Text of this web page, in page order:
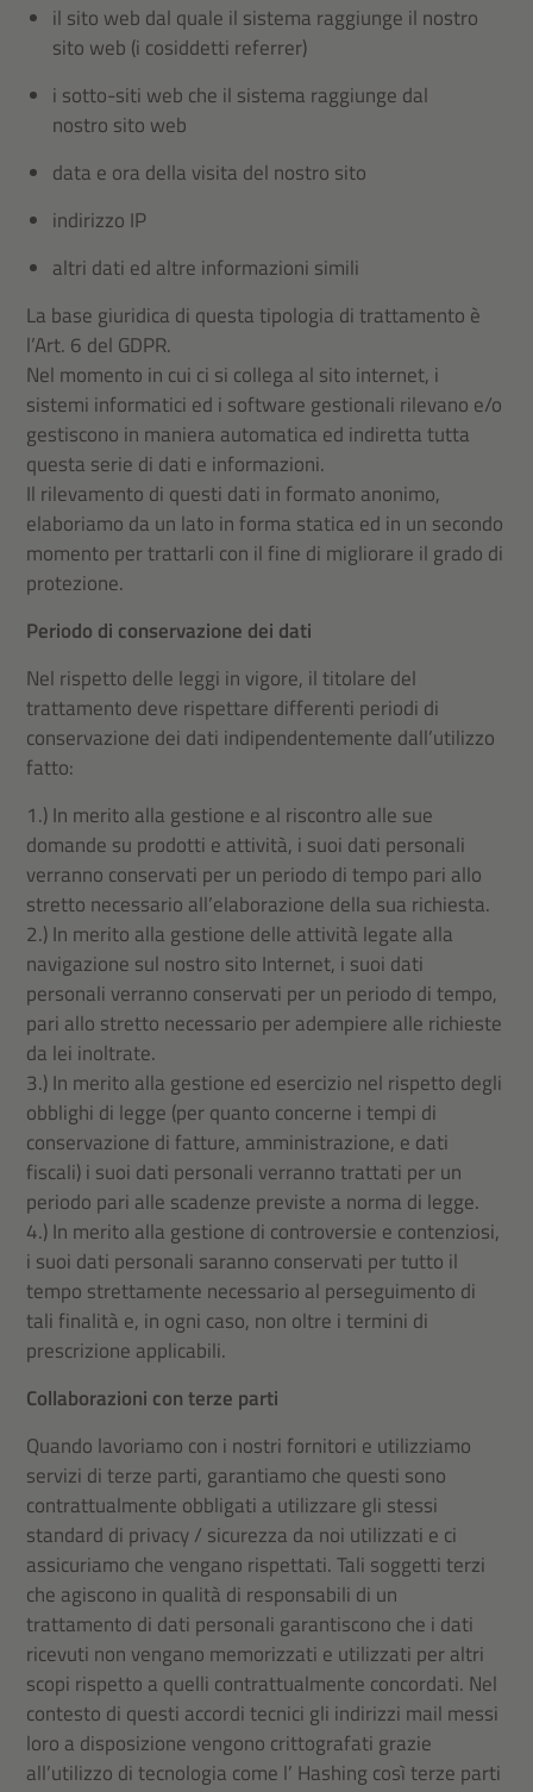
il sito web dal quale il sistema raggiunge il nostro
sito web (i cosiddetti referrer)
i sotto-siti web che il sistema raggiunge dal
nostro sito web
data e ora della visita del nostro sito
indirizzo IP
altri dati ed altre informazioni simili
La base giuridica di questa tipologia di trattamento è
l’Art. 6 del GDPR.
Nel momento in cui ci si collega al sito internet, i
sistemi informatici ed i software gestionali rilevano e/o
gestiscono in maniera automatica ed indiretta tutta
questa serie di dati e informazioni.
Il rilevamento di questi dati in formato anonimo,
elaboriamo da un lato in forma statica ed in un secondo
momento per trattarli con il fine di migliorare il grado di
protezione.
Periodo di conservazione dei dati
Nel rispetto delle leggi in vigore, il titolare del
trattamento deve rispettare differenti periodi di
conservazione dei dati indipendentemente dall’utilizzo
fatto:
1.) In merito alla gestione e al riscontro alle sue
domande su prodotti e attività, i suoi dati personali
verranno conservati per un periodo di tempo pari allo
stretto necessario all’elaborazione della sua richiesta.
2.) In merito alla gestione delle attività legate alla
navigazione sul nostro sito Internet, i suoi dati
personali verranno conservati per un periodo di tempo,
pari allo stretto necessario per adempiere alle richieste
da lei inoltrate.
3.) In merito alla gestione ed esercizio nel rispetto degli
obblighi di legge (per quanto concerne i tempi di
conservazione di fatture, amministrazione, e dati
fiscali) i suoi dati personali verranno trattati per un
periodo pari alle scadenze previste a norma di legge.
4.) In merito alla gestione di controversie e contenziosi,
i suoi dati personali saranno conservati per tutto il
tempo strettamente necessario al perseguimento di
tali finalità e, in ogni caso, non oltre i termini di
prescrizione applicabili.
Collaborazioni con terze parti
Quando lavoriamo con i nostri fornitori e utilizziamo
servizi di terze parti, garantiamo che questi sono
contrattualmente obbligati a utilizzare gli stessi
standard di privacy / sicurezza da noi utilizzati e ci
assicuriamo che vengano rispettati. Tali soggetti terzi
che agiscono in qualità di responsabili di un
trattamento di dati personali garantiscono che i dati
ricevuti non vengano memorizzati e utilizzati per altri
scopi rispetto a quelli contrattualmente concordati. Nel
contesto di questi accordi tecnici gli indirizzi mail messi
loro a disposizione vengono crittografati grazie
all’utilizzo di tecnologia come l’ Hashing così terze parti